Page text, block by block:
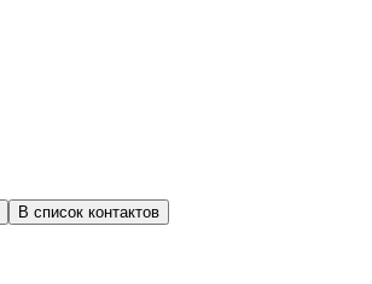
В список контактов